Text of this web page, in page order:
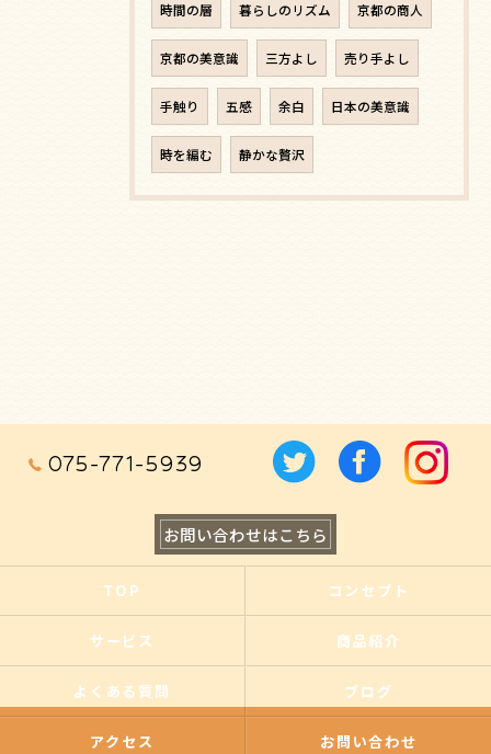
時間の層 暮らしのリズム 京都の商人
京都の美意識 三方よし 売り手よし
手触り 五感 余白 日本の美意識
時を編む 静かな贅沢
075-771-5939
お問い合わせはこちら
TOP コンセプト
サービス 商品紹介
よくある質問 ブログ
アクセス お問い合わせ